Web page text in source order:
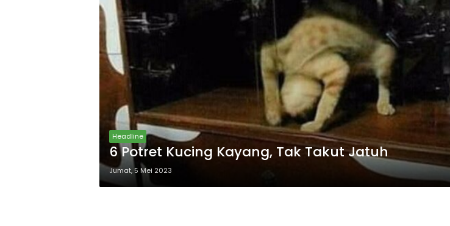
Headline
6 Potret Kucing Kayang, Tak Takut Jatuh
Jumat, 5 Mei 2023